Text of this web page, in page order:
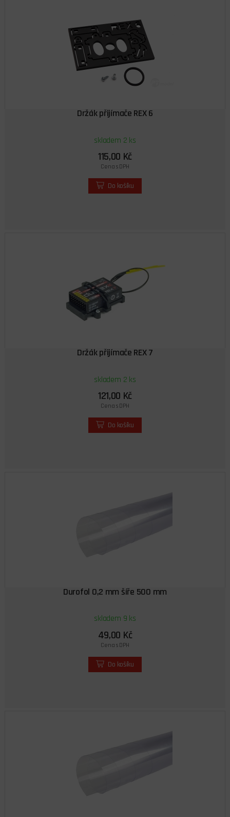
Držák přijímače REX 6
skladem 2 ks
115,00 Kč
Cena s DPH
Do košíku
Držák přijímače REX 7
skladem 2 ks
121,00 Kč
Cena s DPH
Do košíku
Durofol 0,2 mm šíře 500 mm
skladem 9 ks
49,00 Kč
Cena s DPH
Do košíku